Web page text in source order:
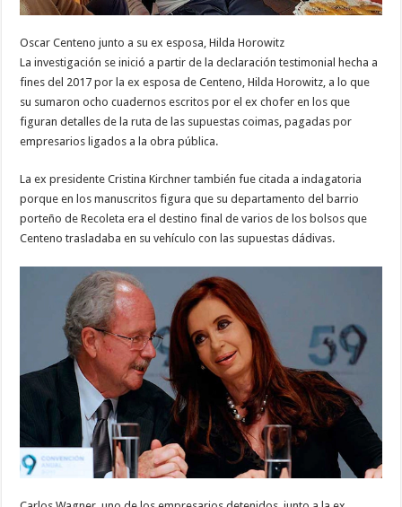
Oscar Centeno junto a su ex esposa, Hilda Horowitz
La investigación se inició a partir de la declaración testimonial hecha a
fines del 2017 por la ex esposa de Centeno, Hilda Horowitz, a lo que
su sumaron ocho cuadernos escritos por el ex chofer en los que
figuran detalles de la ruta de las supuestas coimas, pagadas por
empresarios ligados a la obra pública.
La ex presidente Cristina Kirchner también fue citada a indagatoria
porque en los manuscritos figura que su departamento del barrio
porteño de Recoleta era el destino final de varios de los bolsos que
Centeno trasladaba en su vehículo con las supuestas dádivas.